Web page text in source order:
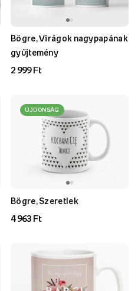
Bögre, Virágok nagypapának
gyűjtemény
2 999 Ft
ÚJDONSÁG
Bögre, Szeretlek
4 963 Ft